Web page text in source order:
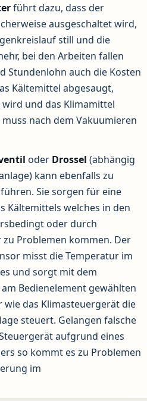
führt dazu, dass der
ausgeschaltet wird,
still und die
bei den Arbeiten fallen
Stundenlohn auch die Kosten
Kältemittel abgesaugt,
und das Klimamittel
nach dem Vakuumieren
oder Drossel (abhängig
kann ebenfalls zu
Sie sorgen für eine
Kältemittels welches in den
oder durch
Problemen kommen. Der
misst die Temperatur im
und sorgt mit dem
Bedienelement gewählten
das Klimasteuergerät die
steuert. Gelangen falsche
aufgrund eines
so kommt es zu Problemen
im